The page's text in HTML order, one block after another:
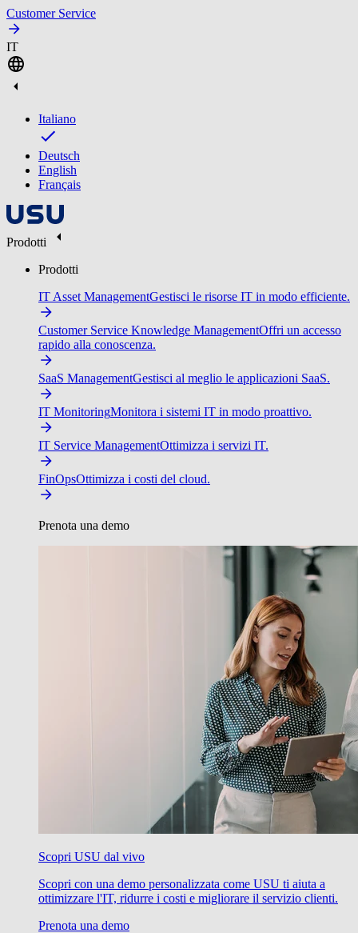
Customer Service
IT
Italiano
Deutsch
English
Français
Prodotti
Prodotti
IT Asset ManagementGestisci le risorse IT in modo efficiente.
Customer Service Knowledge ManagementOffri un accesso
rapido alla conoscenza.
SaaS ManagementGestisci al meglio le applicazioni SaaS.
IT MonitoringMonitora i sistemi IT in modo proattivo.
IT Service ManagementOttimizza i servizi IT.
FinOpsOttimizza i costi del cloud.
Prenota una demo
Scopri USU dal vivo
Scopri con una demo personalizzata come USU ti aiuta a
ottimizzare l'IT, ridurre i costi e migliorare il servizio clienti.
Prenota una demo